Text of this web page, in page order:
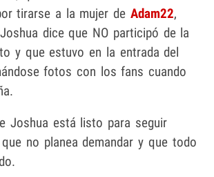
tirarse a la mujer de Adam22,
dice que NO participó de la
y que estuvo en la entrada del
fotos con los fans cuando
Joshua está listo para seguir
no planea demandar y que todo